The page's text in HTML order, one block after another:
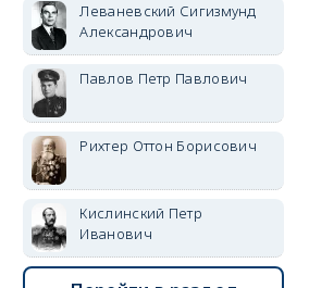
Леваневский Сигизмунд
Александрович
Павлов Петр Павлович
Рихтер Оттон Борисович
Кислинский Петр
Иванович